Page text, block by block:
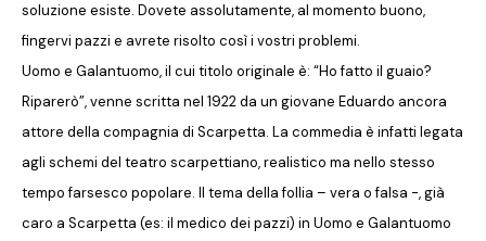
soluzione esiste. Dovete assolutamente, al momento buono,
fingervi pazzi e avrete risolto così i vostri problemi.
Uomo e Galantuomo, il cui titolo originale è: “Ho fatto il guaio?
Riparerò”, venne scritta nel 1922 da un giovane Eduardo ancora
attore della compagnia di Scarpetta. La commedia è infatti legata
agli schemi del teatro scarpettiano, realistico ma nello stesso
tempo farsesco popolare. Il tema della follia – vera o falsa -, già
caro a Scarpetta (es: il medico dei pazzi) in Uomo e Galantuomo